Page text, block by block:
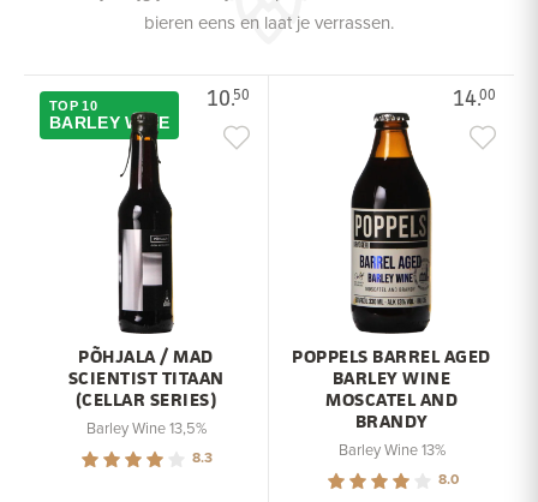
bieren eens en laat je verrassen.
10.50
TOP 10
BARLEY WINE
PÕHJALA / MAD
SCIENTIST TITAAN
(CELLAR SERIES)
Barley Wine 13,5%
8.3
14.00
POPPELS BARREL AGED
BARLEY WINE
MOSCATEL AND
BRANDY
Barley Wine 13%
8.0